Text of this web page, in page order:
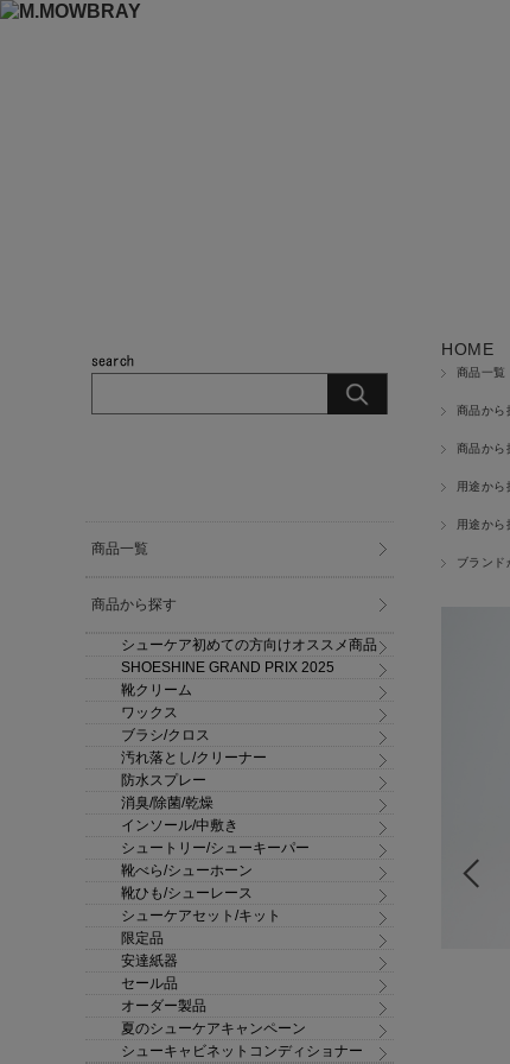
HOME
商品一覧
商品から
商品から
用途から
用途から
ブランド
商品一覧
商品から探す
シューケア初めての方向けオススメ商品
SHOESHINE GRAND PRIX 2025
靴クリーム
ワックス
ブラシ/クロス
汚れ落とし/クリーナー
防水スプレー
消臭/除菌/乾燥
インソール/中敷き
シュートリー/シューキーパー
靴べら/シューホーン
靴ひも/シューレース
シューケアセット/キット
限定品
安達紙器
セール品
オーダー製品
夏のシューケアキャンペーン
シューキャビネットコンディショナー